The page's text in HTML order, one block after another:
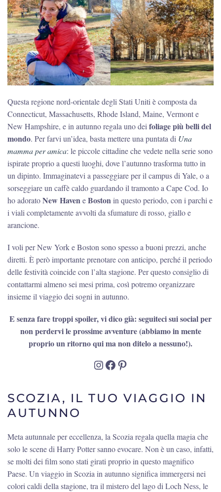
Questa regione nord-orientale degli Stati Uniti è composta da
Connecticut, Massachusetts, Rhode Island, Maine, Vermont e
New Hampshire, e in autunno regala uno dei foliage più belli del
mondo. Per farvi un’idea, basta mettere una puntata di Una
mamma per amica: le piccole cittadine che vedete nella serie sono
ispirate proprio a questi luoghi, dove l’autunno trasforma tutto in
un dipinto. Immaginatevi a passeggiare per il campus di Yale, o a
sorseggiare un caffè caldo guardando il tramonto a Cape Cod. Io
ho adoratoNew Haven eBoston in questo periodo, con i parchi e
i viali completamente avvolti da sfumature di rosso, giallo e
arancione.
I voli per New York e Boston sono spesso a buoni prezzi, anche
diretti. È però importante prenotare con anticipo, perché il periodo
delle festività coincide con l’alta stagione. Per questo consiglio di
contattarmi almeno sei mesi prima, così potremo organizzare
insieme il viaggio dei sogni in autunno.
E senza fare troppi spoiler, vi dico già: seguiteci sui social per
non perdervi le prossime avventure (abbiamo in mente
proprio un ritorno qui ma non ditelo a nessuno!).
Instagram
Facebook
Pinterest
SCOZIA, IL TUO VIAGGIO IN
AUTUNNO
Meta autunnale per eccellenza, la Scozia regala quella magia che
solo le scene di Harry Potter sanno evocare. Non è un caso, infatti,
se molti dei film sono stati girati proprio in questo magnifico
Paese. Un viaggio in Scozia in autunno significa immergersi nei
colori caldi della stagione, tra il mistero del lago di Loch Ness, le